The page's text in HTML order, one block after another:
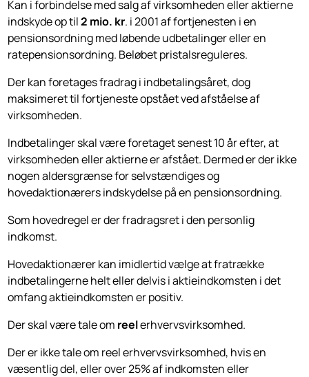
Kan i forbindelse med salg af virksomheden eller aktierne
indskyde op til2 mio. kr. i 2001 af fortjenesten i en
pensionsordning med løbende udbetalinger eller en
ratepensionsordning. Beløbet pristalsreguleres.
Der kan foretages fradrag i indbetalingsåret, dog
maksimeret til fortjeneste opstået ved afståelse af
virksomheden.
Indbetalinger skal være foretaget senest 10 år efter, at
virksomheden eller aktierne er afstået. Dermed er der ikke
nogen aldersgrænse for selvstændiges og
hovedaktionærers indskydelse på en pensionsordning.
Som hovedregel er der fradragsret i den personlig
indkomst.
Hovedaktionærer kan imidlertid vælge at fratrække
indbetalingerne helt eller delvis i aktieindkomsten i det
omfang aktieindkomsten er positiv.
Der skal være tale om reelerhvervsvirksomhed.
Der er ikke tale om reel erhvervsvirksomhed, hvis en
væsentlig del, eller over 25% af indkomsten eller